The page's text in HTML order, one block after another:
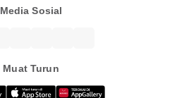
Media Sosial
Muat Turun